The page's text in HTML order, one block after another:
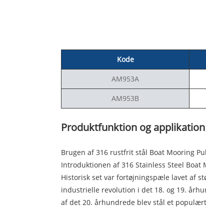
Kode
AM953A
AM953B
Produktfunktion og applikation
Brugen af ​​316 rustfrit stål Boat Mooring
Introduktionen af ​​316 Stainless Steel
Historisk set var fortøjningspæle lavet af
industrielle revolution i det 18. og 19.
af ​​det 20. århundrede blev stål et